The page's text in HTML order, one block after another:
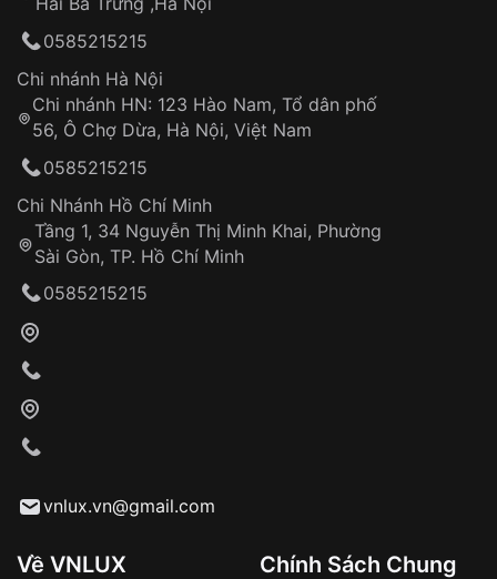
Hotline: 0585 215 215
Từ khóa SEO:
Khách hàng kiểm tra và thanh toán trực tiếp
Từ khóa SEO:
thống VNLUX
Đảm bảo quyền lợi khách hàng
Đồng hành cùng khách hàng trong suốt quá
trình sử dụng
0585215215
Chi nhánh Hà Nội
Chi nhánh HN: 123 Hào Nam, Tổ dân phố
56, Ô Chợ Dừa, Hà Nội, Việt Nam
0585215215
Chi Nhánh Hồ Chí Minh
Tầng 1, 34 Nguyễn Thị Minh Khai, Phường
Sài Gòn, TP. Hồ Chí Minh
0585215215
vnlux.vn@gmail.com
Về VNLUX Chính Sách Chung